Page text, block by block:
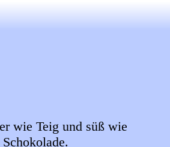
wie Teig und süß wie
Schokolade.